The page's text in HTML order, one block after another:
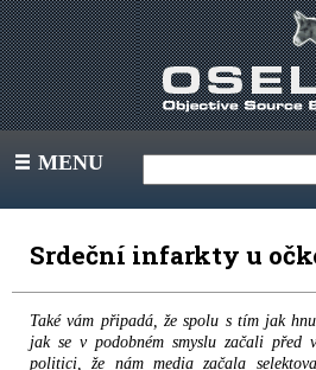
III MENU
Srdeční infarkty u
Také vám připadá, že spolu s tím jak
jak se v podobném smyslu začali před
politici, že nám media začala